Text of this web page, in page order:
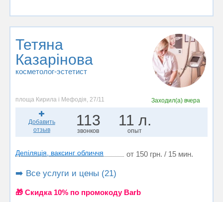
Тетяна
Казарінова
косметолог-эстетист
площа Кирила і Мефодія, 27/11 Заходил(а) вчера
Добавить
отзыв
113
звонков
11 л.
опыт
Депіляція, ваксинг обличчя от 150 грн. / 15 мин.
➡️ Все услуги и цены (21)
🎁 Cкидка 10% по промокоду Barb